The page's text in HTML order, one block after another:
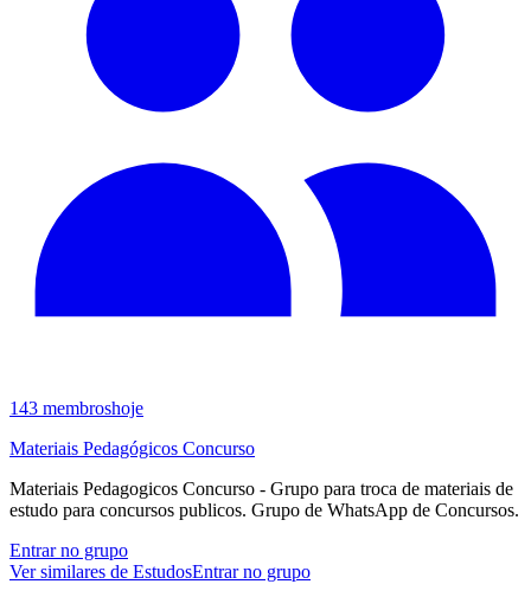
143 membroshoje
Materiais Pedagógicos Concurso
Materiais Pedagogicos Concurso - Grupo para troca de materiais de
estudo para concursos publicos. Grupo de WhatsApp de Concursos.
Entrar no grupo
Ver similares de EstudosEntrar no grupo